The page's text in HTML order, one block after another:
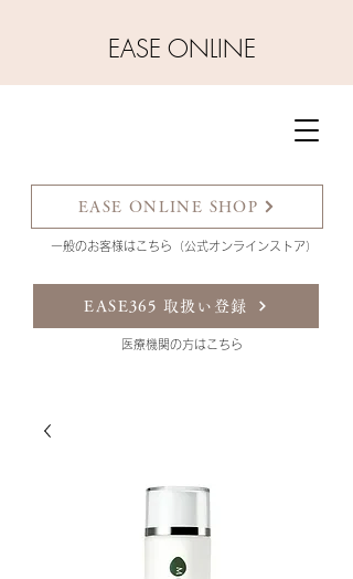
​EASE ONLINE
一般のお客様はこちら（公式オンラインストア）
​医療機関の方はこちら
EASE ONLINE SHOP
EASE365 取扱い登録